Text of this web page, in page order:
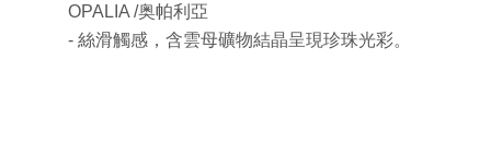
OPALIA /奥帕利亞
- 絲滑觸感，含雲母礦物結晶呈現珍珠光彩。